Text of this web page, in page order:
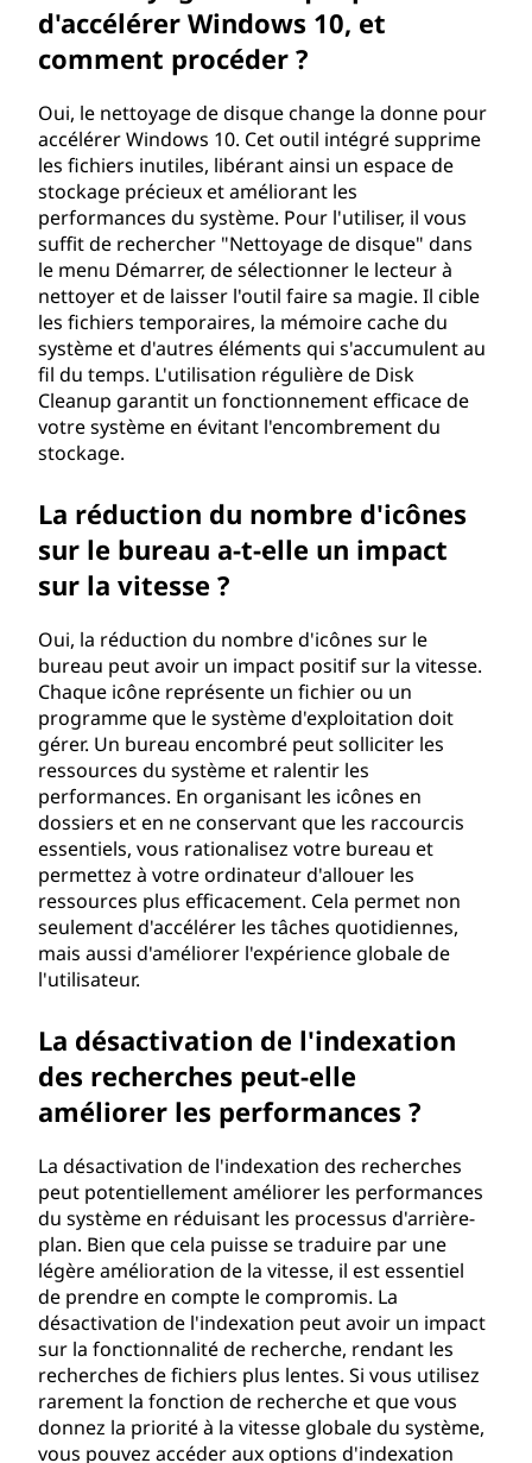
d'accélérer Windows 10, et
comment procéder ?
Oui, le nettoyage de disque change la donne pour
accélérer Windows 10. Cet outil intégré supprime
les fichiers inutiles, libérant ainsi un espace de
stockage précieux et améliorant les
performances du système. Pour l'utiliser, il vous
suffit de rechercher "Nettoyage de disque" dans
le menu Démarrer, de sélectionner le lecteur à
nettoyer et de laisser l'outil faire sa magie. Il cible
les fichiers temporaires, la mémoire cache du
système et d'autres éléments qui s'accumulent au
fil du temps. L'utilisation régulière de Disk
Cleanup garantit un fonctionnement efficace de
votre système en évitant l'encombrement du
stockage.
La réduction du nombre d'icônes
sur le bureau a-t-elle un impact
sur la vitesse ?
Oui, la réduction du nombre d'icônes sur le
bureau peut avoir un impact positif sur la vitesse.
Chaque icône représente un fichier ou un
programme que le système d'exploitation doit
gérer. Un bureau encombré peut solliciter les
ressources du système et ralentir les
performances. En organisant les icônes en
dossiers et en ne conservant que les raccourcis
essentiels, vous rationalisez votre bureau et
permettez à votre ordinateur d'allouer les
ressources plus efficacement. Cela permet non
seulement d'accélérer les tâches quotidiennes,
mais aussi d'améliorer l'expérience globale de
l'utilisateur.
La désactivation de l'indexation
des recherches peut-elle
améliorer les performances ?
La désactivation de l'indexation des recherches
peut potentiellement améliorer les performances
du système en réduisant les processus d'arrière-
plan. Bien que cela puisse se traduire par une
légère amélioration de la vitesse, il est essentiel
de prendre en compte le compromis. La
désactivation de l'indexation peut avoir un impact
sur la fonctionnalité de recherche, rendant les
recherches de fichiers plus lentes. Si vous utilisez
rarement la fonction de recherche et que vous
donnez la priorité à la vitesse globale du système,
vous pouvez accéder aux options d'indexation